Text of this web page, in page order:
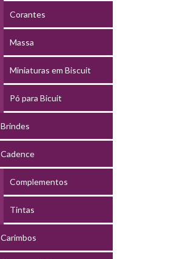
Corantes
Massa
Miniaturas em Biscuit
Pó para Bicuit
Brindes
Cadence
Complementos
Tintas
Carimbos